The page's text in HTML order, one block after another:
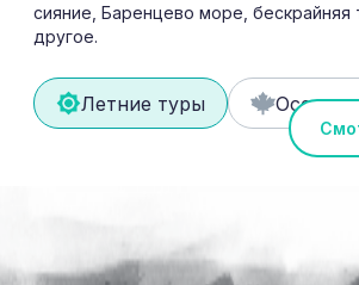
сияние, Баренцево море, бескрайняя
другое.
Летние туры